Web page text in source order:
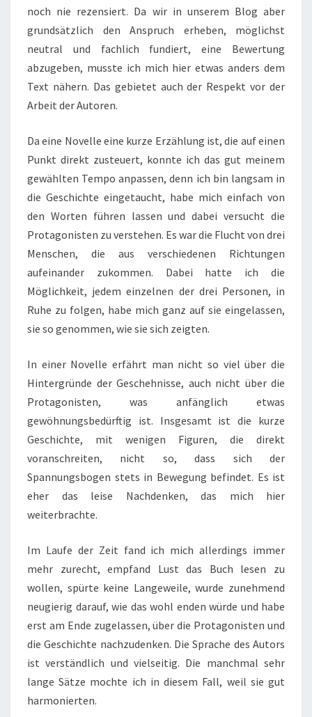
noch nie rezensiert. Da wir in unserem Blog aber
grundsätzlich den Anspruch erheben, möglichst
neutral und fachlich fundiert, eine Bewertung
abzugeben, musste ich mich hier etwas anders dem
Text nähern. Das gebietet auch der Respekt vor der
Arbeit der Autoren.
Da eine Novelle eine kurze Erzählung ist, die auf einen
Punkt direkt zusteuert, konnte ich das gut meinem
gewählten Tempo anpassen, denn ich bin langsam in
die Geschichte eingetaucht, habe mich einfach von
den Worten führen lassen und dabei versucht die
Protagonisten zu verstehen. Es war die Flucht von drei
Menschen, die aus verschiedenen Richtungen
aufeinander zukommen. Dabei hatte ich die
Möglichkeit, jedem einzelnen der drei Personen, in
Ruhe zu folgen, habe mich ganz auf sie eingelassen,
sie so genommen, wie sie sich zeigten.
In einer Novelle erfährt man nicht so viel über die
Hintergründe der Geschehnisse, auch nicht über die
Protagonisten, was anfänglich etwas
gewöhnungsbedürftig ist. Insgesamt ist die kurze
Geschichte, mit wenigen Figuren, die direkt
voranschreiten, nicht so, dass sich der
Spannungsbogen stets in Bewegung befindet. Es ist
eher das leise Nachdenken, das mich hier
weiterbrachte.
Im Laufe der Zeit fand ich mich allerdings immer
mehr zurecht, empfand Lust das Buch lesen zu
wollen, spürte keine Langeweile, wurde zunehmend
neugierig darauf, wie das wohl enden würde und habe
erst am Ende zugelassen, über die Protagonisten und
die Geschichte nachzudenken. Die Sprache des Autors
ist verständlich und vielseitig. Die manchmal sehr
lange Sätze mochte ich in diesem Fall, weil sie gut
harmonierten.